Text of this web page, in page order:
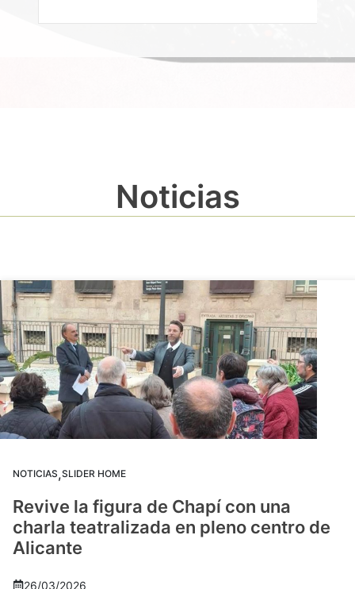
Noticias
NOTICIAS,SLIDER HOME
Revive la figura de Chapí con una
charla teatralizada en pleno centro de
Alicante
26/03/2026